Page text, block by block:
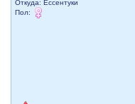
Откуда: Ессентуки
Пол: